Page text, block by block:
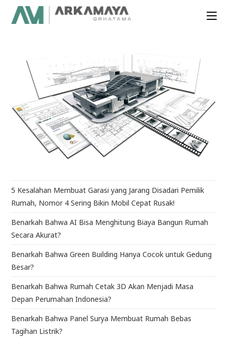
5 Kesalahan Membuat Garasi yang Jarang Disadari Pemilik
Rumah, Nomor 4 Sering Bikin Mobil Cepat Rusak!
Benarkah Bahwa AI Bisa Menghitung Biaya Bangun Rumah
Secara Akurat?
Benarkah Bahwa Green Building Hanya Cocok untuk Gedung
Besar?
Benarkah Bahwa Rumah Cetak 3D Akan Menjadi Masa
Depan Perumahan Indonesia?
Benarkah Bahwa Panel Surya Membuat Rumah Bebas
Tagihan Listrik?